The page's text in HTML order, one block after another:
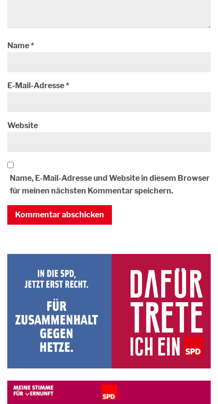
Name*
E-Mail-Adresse*
Website
Name, E-Mail-Adresse und Website in diesem Browser
für meinen nächsten Kommentar speichern.